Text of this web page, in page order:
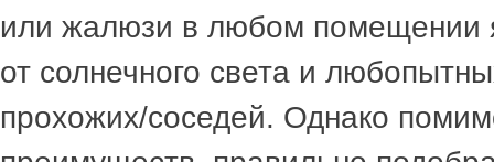
или жалюзи в любом помещении
от солнечного света и
прохожих/соседей. Однако